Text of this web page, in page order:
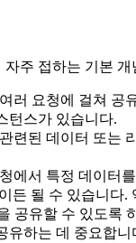
주 접하는 기본
러 요청에 걸쳐
턴스가 있습니다.
련된 데이터 또는
에서 특정 데이터
든 될 수 있습니
공유할 수 있도록
유하는 데 중요합니